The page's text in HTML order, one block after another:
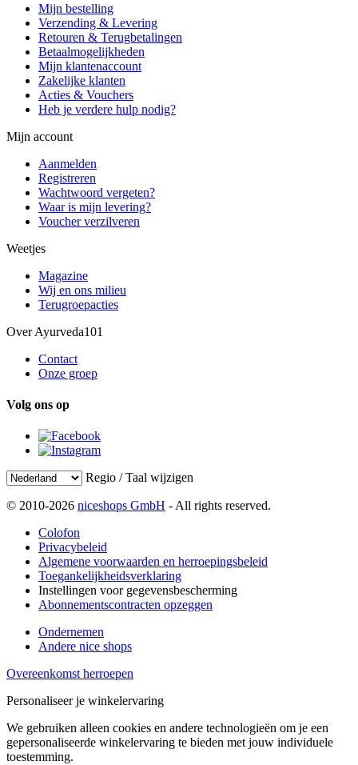
Mijn bestelling
Verzending & Levering
Retouren & Terugbetalingen
Betaalmogelijkheden
Mijn klantenaccount
Zakelijke klanten
Acties & Vouchers
Heb je verdere hulp nodig?
Mijn account
Aanmelden
Registreren
Wachtwoord vergeten?
Waar is mijn levering?
Voucher verzilveren
Weetjes
Magazine
Wij en ons milieu
Terugroepacties
Over Ayurveda101
Contact
Onze groep
Volg ons op
Regio / Taal wijzigen
© 2010-2026 niceshops GmbH - All rights reserved.
Colofon
Privacybeleid
Algemene voorwaarden en herroepingsbeleid
Toegankelijkheidsverklaring
Instellingen voor gegevensbescherming
Abonnementscontracten opzeggen
Ondernemen
Andere nice shops
Overeenkomst herroepen
Personaliseer je winkelervaring
We gebruiken alleen cookies en andere technologieën om je een
gepersonaliseerde winkelervaring te bieden met jouw individuele
toestemming.